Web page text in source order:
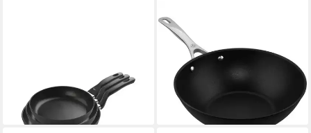
69,95 €
lieferbar - in 2-3 Werktagen bei dir
BALLARINI
Kochtopf ALBA Wok 30 cm
101,88 €
lieferbar - in 2-3 Werktagen bei dir